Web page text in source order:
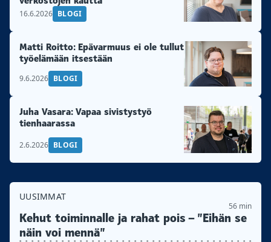
16.6.2026 BLOGI
Matti Roitto: Epävarmuus ei ole tullut
työelämään itsestään
9.6.2026 BLOGI
Juha Vasara: Vapaa sivistystyö
tienhaarassa
2.6.2026 BLOGI
UUSIMMAT
56 min
Kehut toiminnalle ja rahat pois – ”Eihän se
näin voi mennä”